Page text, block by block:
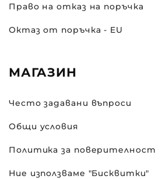
Право на отказ на поръчка
Октаз от поръчка - EU
МАГАЗИН
Често задавани въпроси
Общи условия
Политика за поверителност
Ние използваме "Бисквитки"